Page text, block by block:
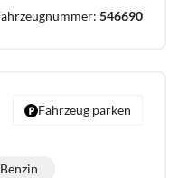
546690
Benzin
Fahrzeug parken